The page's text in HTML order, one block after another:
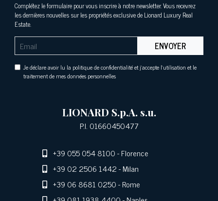
Complétez le formulaire pour vous inscrire à notre newsletter. Vous recevrez
les dernières nouvelles sur les propriétés exclusive de Lionard Luxury Real
Estate.
ENVOYER
Je déclare avoir lu la politique de confidentialité et j'accepte l'utilisation et le
traitement de mes données personnelles
LIONARD S.p.A. s.u.
P.I. 01660450477
+39 055 054 8100- Florence
+39 02 2506 1442- Milan
+39 06 8681 0250- Rome